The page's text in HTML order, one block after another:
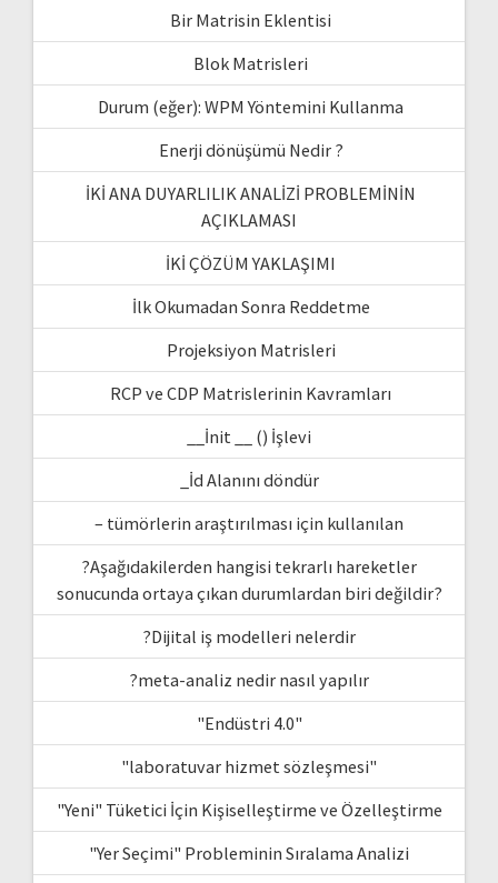
Bir Matrisin Eklentisi
Blok Matrisleri
Durum (eğer): WPM Yöntemini Kullanma
Enerji dönüşümü Nedir ?
İKİ ANA DUYARLILIK ANALİZİ PROBLEMİNİN
AÇIKLAMASI
İKİ ÇÖZÜM YAKLAŞIMI
İlk Okumadan Sonra Reddetme
Projeksiyon Matrisleri
RCP ve CDP Matrislerinin Kavramları
__İnit __ () İşlevi
_İd Alanını döndür
– tümörlerin araştırılması için kullanılan
?Aşağıdakilerden hangisi tekrarlı hareketler
sonucunda ortaya çıkan durumlardan biri değildir?
?Dijital iş modelleri nelerdir
?meta-analiz nedir nasıl yapılır
"Endüstri 4.0"
"laboratuvar hizmet sözleşmesi"
"Yeni" Tüketici İçin Kişiselleştirme ve Özelleştirme
"Yer Seçimi" Probleminin Sıralama Analizi